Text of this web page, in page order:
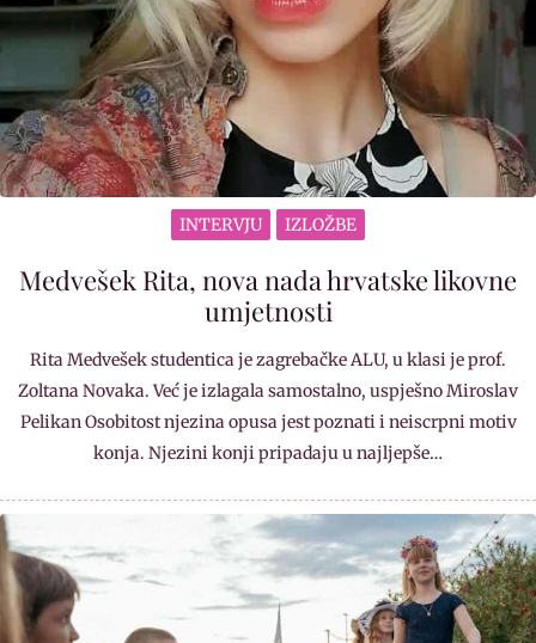
INTERVJU IZLOŽBE
Medvešek Rita, nova nada hrvatske likovne
umjetnosti
Rita Medvešek studentica je zagrebačke ALU, u klasi je prof.
Zoltana Novaka. Već je izlagala samostalno, uspješno Miroslav
Pelikan Osobitost njezina opusa jest poznati i neiscrpni motiv
konja. Njezini konji pripadaju u najljepše…